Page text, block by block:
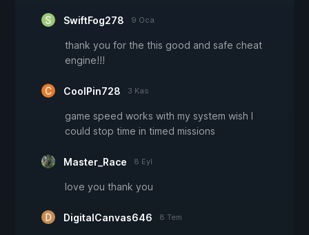
SwiftFog278 9 Oca
thank you for the this good and safe cheat
engine!!!
CoolPin728 3 Kas
game speed works with my system wish I
could stop time in timed missions
Master_Race 8 Eyl
love you thank you
DigitalCanvas646 8 Tem